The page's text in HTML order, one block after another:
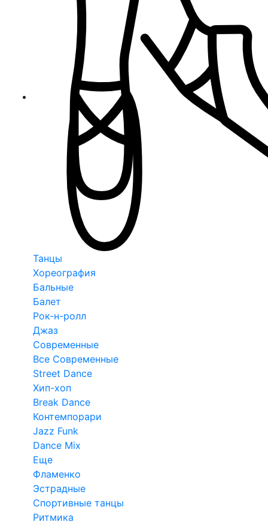
Танцы
Хореография
Бальные
Балет
Рок-н-ролл
Джаз
Современные
Все Современные
Street Dance
Хип-хоп
Break Dance
Контемпорари
Jazz Funk
Dance Mix
Еще
Фламенко
Эстрадные
Спортивные танцы
Ритмика